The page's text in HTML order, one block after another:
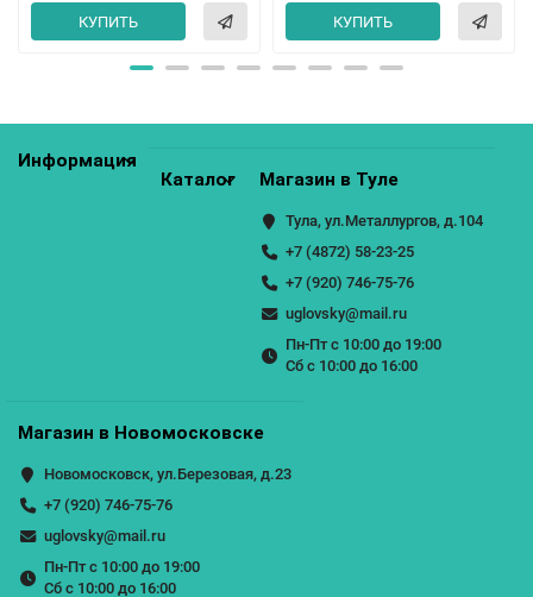
КУПИТЬ КУПИТЬ
Информация
Каталог
Магазин в Туле
Тула, ул.Металлургов, д.104
+7 (4872) 58-23-25
+7 (920) 746-75-76
uglovsky@mail.ru
Пн-Пт с 10:00 до 19:00
Сб с 10:00 до 16:00
Магазин в Новомосковске
Новомосковск, ул.Березовая, д.23
+7 (920) 746-75-76
uglovsky@mail.ru
Пн-Пт с 10:00 до 19:00
Сб с 10:00 до 16:00